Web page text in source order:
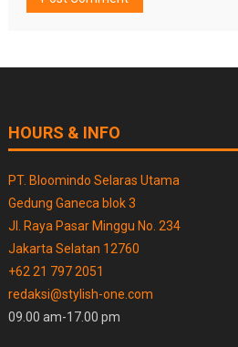
HOURS & INFO
PT. Bloomindo Selaras Utama
Gedung Ganeca blok 3
Jl. Raya Pasar Minggu No. 234
Jakarta Selatan 12760
+62 21 797 2051
redaksi@stylish-one.com
09.00 am-17.00 pm